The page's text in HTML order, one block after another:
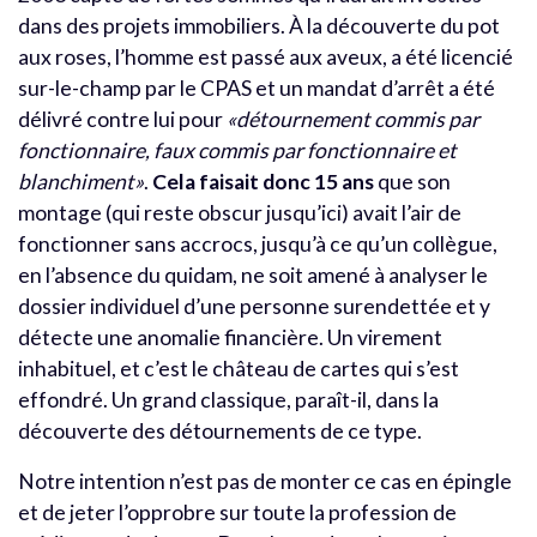
dans des projets immobiliers. À la découverte du pot
aux roses, l’homme est passé aux aveux, a été licencié
sur-le-champ par le CPAS et un mandat d’arrêt a été
délivré contre lui pour «détournement commis par
fonctionnaire, faux commis par fonctionnaire et
blanchiment». Cela faisait donc 15 ansque son
montage (qui reste obscur jusqu’ici) avait l’air de
fonctionner sans accrocs, jusqu’à ce qu’un collègue,
en l’absence du quidam, ne soit amené à analyser le
dossier individuel d’une personne surendettée et y
détecte une anomalie financière. Un virement
inhabituel, et c’est le château de cartes qui s’est
effondré. Un grand classique, paraît-il, dans la
découverte des détournements de ce type.
Notre intention n’est pas de monter ce cas en épingle
et de jeter l’opprobre sur toute la profession de